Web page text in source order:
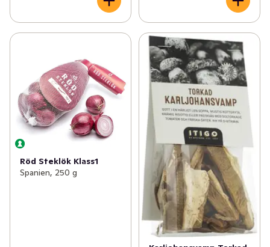
Röd Steklök Klass1
Spanien, 250 g